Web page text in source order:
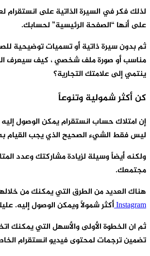
لذلك فكر في السيرة الذاتية على انستقرام
على أنها “الصفحة الرئيسية” لحسابك.
ثم بدون سيرة ذاتية أو تسميات توضيحية
مناسب أو صورة ملف شخصي ، كيف سيعرف
ينتمي إلى علامتك التجارية؟
كن أكثر شمولية وتنوعاً
إن امتلاك حساب انستقرام يمكن الوصول إليه
ليس فقط الشيء الصحيح الذي يجب القيام به
ولكنه أيضاً وسيلة لزيادة مشاركتك وعدد
مجتمعك.
هناك العديد من الطرق التي يمكنك من
Instagramأكثر شمولاً ويمكن الوصول إليه.
ثم ان الخطوة الأولى والأسهل التي يمكنك
تضمين ترجمات لمحتوى فيديو انستقرام